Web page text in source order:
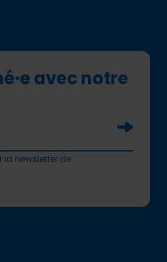
avec notre
la newsletter de